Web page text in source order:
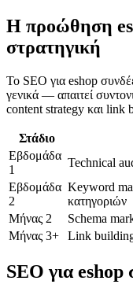
Η προώθηση
στρατηγική
Το SEO για eshop
γενικά — απαιτεί
content strategy και link
Στάδιο
Εβδομάδα
1
Technical
Εβδομάδα
2
Keyword
κατηγοριών
Μήνας 2
Schema
Μήνας 3+
Link
SEO για eshop